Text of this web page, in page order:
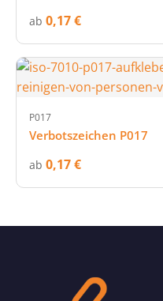
ab 0,17 €
P017
Verbotszeichen P017
ab 0,17 €